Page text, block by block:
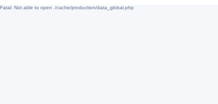
Fatal: Not able to open ./cache/production/data_global.php